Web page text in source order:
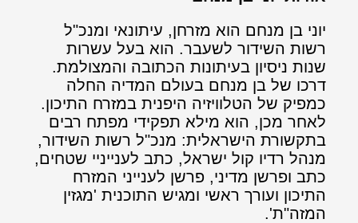
יוני בן מנחם הוא מזרחן, עיתונאי ומנכ"ל
רשות השידור לשעבר. הוא בעל עשרות
שנות ניסיון בעיתונות הכתובה והמצולמת.
דרכו של בן מנחם בעולם המדיה החלה
כמפיק של הטלוויזיה היפנית במזרח התיכון.
לאחר מכן, הוא מילא תפקידי מפתח רבים
בתקשורת הישראלית: מנכ"ל רשות השידור,
מנהל רדיו קול ישראל, כתב לענייניי שטחים,
כתב ופרשן מדיני, פרשן לענייני המזרח
התיכון ועורך ראשי ומגיש התוכנית 'מגזין
המזה"ת'.